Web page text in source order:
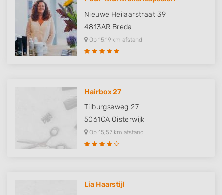
Nieuwe Heilaarstraat 39
4813AR Breda
Op 15,19 km afstand
Hairbox 27
Tilburgseweg 27
5061CA Oisterwijk
Op 15,52 km afstand
Lia Haarstijl